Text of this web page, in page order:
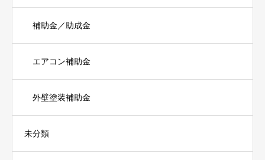
補助金／助成金
エアコン補助金
外壁塗装補助金
未分類